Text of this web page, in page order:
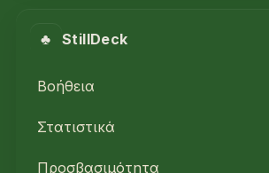
♣ StillDeck
Βοήθεια
Στατιστικά
Προσβασιμότητα